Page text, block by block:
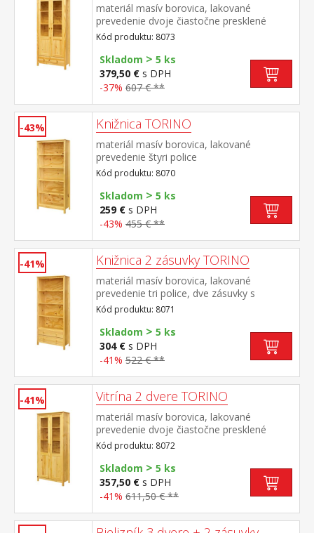
materiál masív borovica, lakované
prevedenie dvoje čiastočne presklené
dvere, tri police jedna zásuvka s kovovými
pojazdmi
Kód produktu: 8073
Skladom > 5 ks
379,50 € s DPH
-37% 607 € **
-43% Knižnica TORINO
materiál masív borovica, lakované
prevedenie štyri police
Kód produktu: 8070
Skladom > 5 ks
259 € s DPH
-43% 455 € **
-41% Knižnica 2 zásuvky TORINO
materiál masív borovica, lakované
prevedenie tri police, dve zásuvky s
kovovými pojazdmi
Kód produktu: 8071
Skladom > 5 ks
304 € s DPH
-41% 522 € **
-41% Vitrína 2 dvere TORINO
materiál masív borovica, lakované
prevedenie dvoje čiastočne presklené
dvere, štyri police
Kód produktu: 8072
Skladom > 5 ks
357,50 € s DPH
-41% 611,50 € **